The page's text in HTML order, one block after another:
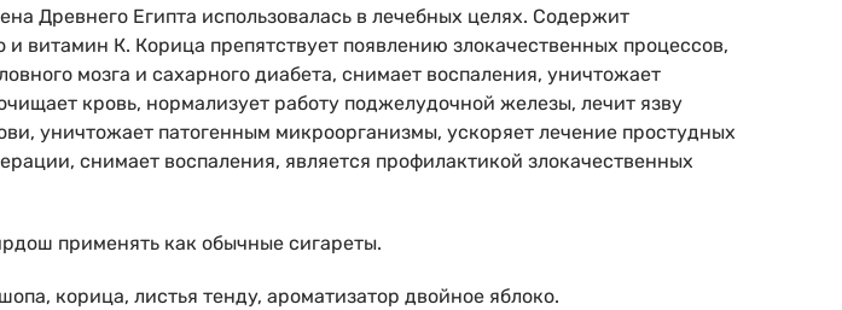
Древнего Египта использовалась в лечебных целях. Содержит
витамин К. Корица препятствует появлению злокачественных процессов,
мозга и сахарного диабета, снимает воспаления, уничтожает
кровь, нормализует работу поджелудочной железы, лечит язву
уничтожает патогенным микроорганизмы, ускоряет лечение простудных
снимает воспаления, является профилактикой злокачественных
применять как обычные сигареты.
корица, листья тенду, ароматизатор двойное яблоко.